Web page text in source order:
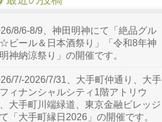
8/6-8/9、神田明神にて「絶品グル
☆ビール＆日本酒祭り」「令和8年神
神納涼祭り」の開催です。
7/-2026/7/31、大手町仲通り、大手
ィナンシャルシティ1階アトリウ
大手町川端緑道、東京金融ビレッジ
「大手町縁日2026」の開催です。